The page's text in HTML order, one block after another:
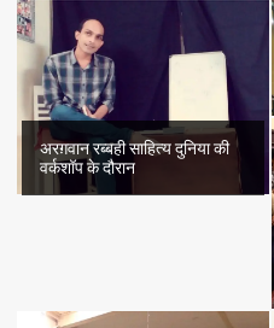
अरग़वान रब्बही साहित्य दुनिया की
वर्कशॉप के दौरान